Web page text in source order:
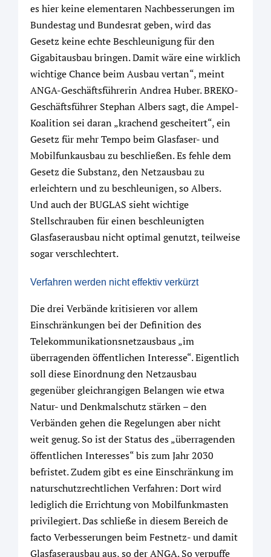
es hier keine elementaren Nachbesserungen im
Bundestag und Bundesrat geben, wird das
Gesetz keine echte Beschleunigung für den
Gigabitausbau bringen. Damit wäre eine wirklich
wichtige Chance beim Ausbau vertan“, meint
ANGA-Geschäftsführerin Andrea Huber. BREKO-
Geschäftsführer Stephan Albers sagt, die Ampel-
Koalition sei daran „krachend gescheitert“, ein
Gesetz für mehr Tempo beim Glasfaser- und
Mobilfunkausbau zu beschließen. Es fehle dem
Gesetz die Substanz, den Netzausbau zu
erleichtern und zu beschleunigen, so Albers.
Und auch der BUGLAS sieht wichtige
Stellschrauben für einen beschleunigten
Glasfaserausbau nicht optimal genutzt, teilweise
sogar verschlechtert.
Verfahren werden nicht effektiv verkürzt
Die drei Verbände kritisieren vor allem
Einschränkungen bei der Definition des
Telekommunikationsnetzausbaus „im
überragenden öffentlichen Interesse“. Eigentlich
soll diese Einordnung den Netzausbau
gegenüber gleichrangigen Belangen wie etwa
Natur- und Denkmalschutz stärken – den
Verbänden gehen die Regelungen aber nicht
weit genug. So ist der Status des „überragenden
öffentlichen Interesses“ bis zum Jahr 2030
befristet. Zudem gibt es eine Einschränkung im
naturschutzrechtlichen Verfahren: Dort wird
lediglich die Errichtung von Mobilfunkmasten
privilegiert. Das schließe in diesem Bereich de
facto Verbesserungen beim Festnetz- und damit
Glasfaserausbau aus, so der ANGA. So verpuffe